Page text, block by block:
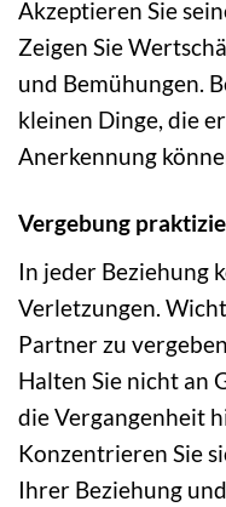
Akzeptieren Sie
Zeigen Sie
und Bemühungen.
kleinen Dinge, die
Anerkennung
Vergebung
In jeder Beziehung
Verletzungen.
Partner zu
Halten Sie nicht an
die Vergangenheit
Konzentrieren Sie
Ihrer Beziehung